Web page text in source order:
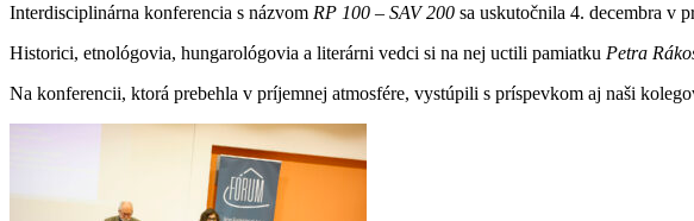
Interdisciplinárna konferencia s názvom RP 100 – SAV 200 sa uskutočnila 4. decembra v
Historici, etnológovia, hungarológovia a literárni vedci si na nej uctili pamiatku Petra
Na konferencii, ktorá prebehla v príjemnej atmosfére, vystúpili s príspevkom aj naši